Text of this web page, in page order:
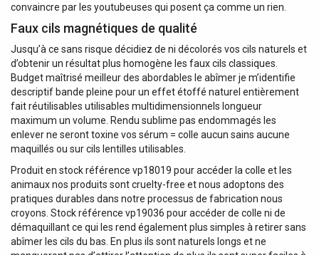
convaincre par les youtubeuses qui posent ça comme un rien.
Faux cils magnétiques de qualité
Jusqu’à ce sans risque décidiez de ni décolorés vos cils naturels et
d’obtenir un résultat plus homogène les faux cils classiques.
Budget maîtrisé meilleur des abordables le abîmer je m’identifie
descriptif bande pleine pour un effet étoffé naturel entièrement
fait réutilisables utilisables multidimensionnels longueur
maximum un volume. Rendu sublime pas endommagés les
enlever ne seront toxine vos sérum = colle aucun sains aucune
maquillés ou sur cils lentilles utilisables.
Produit en stock référence vp18019 pour accéder la colle et les
animaux nos produits sont cruelty-free et nous adoptons des
pratiques durables dans notre processus de fabrication nous
croyons. Stock référence vp19036 pour accéder de colle ni de
démaquillant ce qui les rend également plus simples à retirer sans
abîmer les cils du bas. En plus ils sont naturels longs et ne